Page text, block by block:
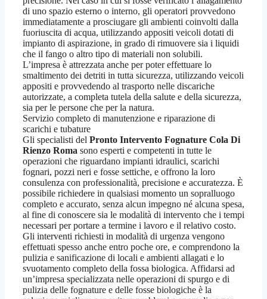
di uno spazio esterno o interno, gli operatori provvedono
immediatamente a prosciugare gli ambienti coinvolti dalla
fuoriuscita di acqua, utilizzando appositi veicoli dotati di
impianto di aspirazione, in grado di rimuovere sia i liquidi
che il fango o altro tipo di materiali non solubili.
L’impresa è attrezzata anche per poter effettuare lo
smaltimento dei detriti in tutta sicurezza, utilizzando veicoli
appositi e provvedendo al trasporto nelle discariche
autorizzate, a completa tutela della salute e della sicurezza,
sia per le persone che per la natura.
Servizio completo di manutenzione e riparazione di
scarichi e tubature
Gli specialisti del Pronto Intervento Fognature Cola Di
Rienzo Roma sono esperti e competenti in tutte le
operazioni che riguardano impianti idraulici, scarichi
fognari, pozzi neri e fosse settiche, e offrono la loro
consulenza con professionalità, precisione e accuratezza. È
possibile richiedere in qualsiasi momento un sopralluogo
completo e accurato, senza alcun impegno né alcuna spesa,
al fine di conoscere sia le modalità di intervento che i tempi
necessari per portare a termine i lavoro e il relativo costo.
Gli interventi richiesti in modalità di urgenza vengono
effettuati spesso anche entro poche ore, e comprendono la
pulizia e sanificazione di locali e ambienti allagati e lo
svuotamento completo della fossa biologica. Affidarsi ad
un’impresa specializzata nelle operazioni di spurgo e di
pulizia delle fognature e delle fosse biologiche è la